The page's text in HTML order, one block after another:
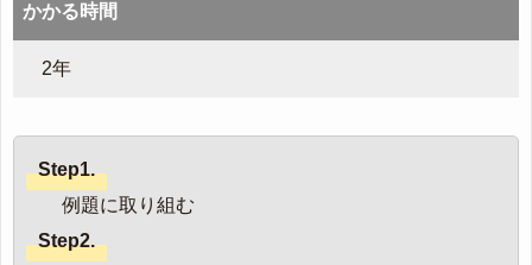
かかる時間
2年
Step1.
例題に取り組む
Step2.